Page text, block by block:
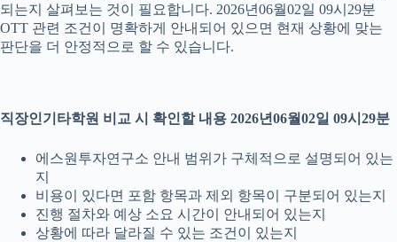
되는지 살펴보는 것이 필요합니다. 2026년06월02일 09시29분
OTT 관련 조건이 명확하게 안내되어 있으면 현재 상황에 맞는
판단을 더 안정적으로 할 수 있습니다.
직장인기타학원 비교 시 확인할 내용 2026년06월02일 09시29분
에스원투자연구소 안내 범위가 구체적으로 설명되어 있는
지
비용이 있다면 포함 항목과 제외 항목이 구분되어 있는지
진행 절차와 예상 소요 시간이 안내되어 있는지
상황에 따라 달라질 수 있는 조건이 있는지